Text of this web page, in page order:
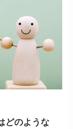
どのような